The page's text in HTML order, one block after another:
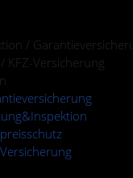
/
KFZ-Versicherung